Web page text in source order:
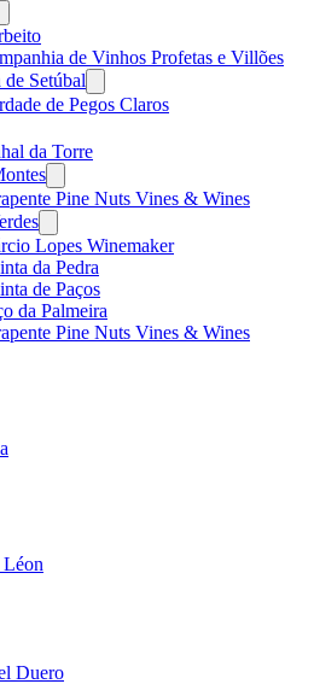
menu
de Vinhos Profetas e Villões
de Setúbal
menu
de Pegos Claros
da Torre
menu
Pine Nuts Vines & Wines
menu
Lopes Winemaker
da Pedra
de Paços
da Palmeira
Pine Nuts Vines & Wines
Duero